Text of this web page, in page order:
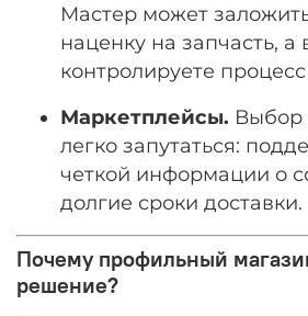
Мастер может
наценку на запчасть, а
контролируете
Маркетплейсы. Выбор
легко запутаться:
четкой информации о
долгие сроки доставки.
Почему профильный
решение?